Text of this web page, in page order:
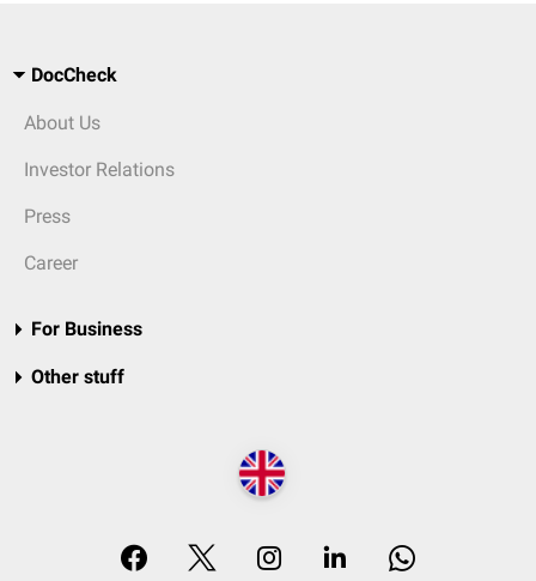
DocCheck
About Us
Investor Relations
Press
Career
For Business
Other stuff